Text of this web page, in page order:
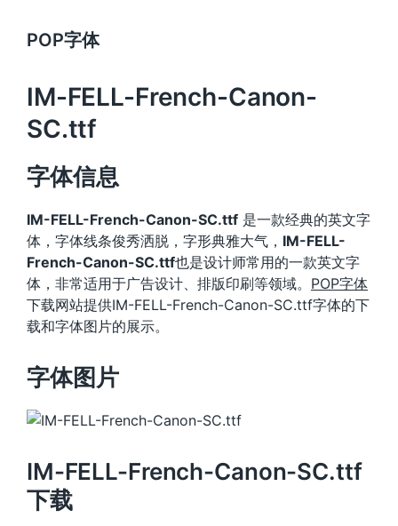
POP字体
IM-FELL-French-Canon-
SC.ttf
字体信息
IM-FELL-French-Canon-SC.ttf 是一款经典的英文字
体，字体线条俊秀洒脱，字形典雅大气， IM-FELL-
French-Canon-SC.ttf也是设计师常用的一款英文字
体，非常适用于广告设计、排版印刷等领域。 POP字体
下载网站提供IM-FELL-French-Canon-SC.ttf字体的下
载和字体图片的展示。
字体图片
IM-FELL-French-Canon-SC.ttf
下载